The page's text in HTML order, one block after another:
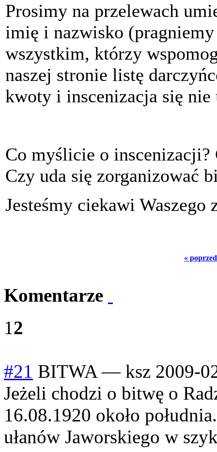
Prosimy na przelewach
imię i nazwisko
wszystkim, którzy
naszej stronie listę
kwoty i inscenizacja się
Co myślicie o inscenizacji?
Czy uda się zorganizować
Jesteśmy ciekawi Waszego
«
Komentarze
12
#21 BITWA— ksz 2009-
Jeżeli chodzi o bitwę o
16.08.1920 około
ułanów Jaworskiego w